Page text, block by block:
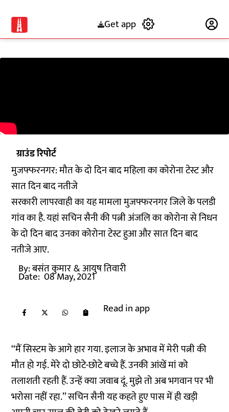
Get app
ग्राउंड रिपोर्ट
मुजफ्फरनगर: मौत के दो दिन बाद महिला का कोरोना टेस्ट और
सात दिन बाद नतीजे
सरकारी लापरवाही का यह मामला मुजफ्फरनगर जिले के पलडी
गांव का है. यहां सचिन सैनी की पत्नी अंजलि का कोरोना से निधन
के दो दिन बाद उनका कोरोना टेस्ट हुआ और सात दिन बाद
नतीजे आए.
By:बसंत कुमार& आयुष तिवारी
Date: 08 May, 2021
Read in app
‘‘मैं सिस्टम के आगे हार गया. इलाज के अभाव में मेरी पत्नी की
मौत हो गई. मेरे दो छोटे-छोटे बच्चे हैं. उनकी आंखें मां को
तलाशती रहती हैं. उन्हें क्या जवाब दूं. मुझे तो अब भगवान पर भी
भरोसा नहीं रहा.’’ सचिन सैनी यह कहते हुए पास में ही खड़ी